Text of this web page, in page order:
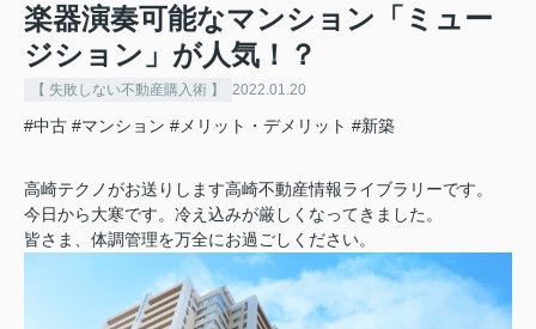
楽器演奏可能なマンション「ミュー
ジション」が人気！？
【 失敗しない不動産購入術 】 2022.01.20
#中古 #マンション #メリット・デメリット #新築
高崎テクノがお送りします高崎不動産情報ライブラリーです。
今日から大寒です。冷え込みが厳しくなってきました。
皆さま、体調管理を万全にお過ごしください。